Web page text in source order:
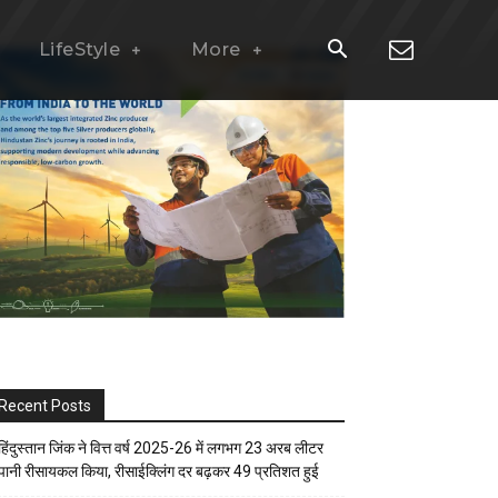
LifeStyle More
Recent Posts
जिंक ने वित्त वर्ष 2025-26 में लगभग 23 अरब लीटर
रीसायकल किया, रीसाईक्लिंग दर बढ़कर 49 प्रतिशत हुई